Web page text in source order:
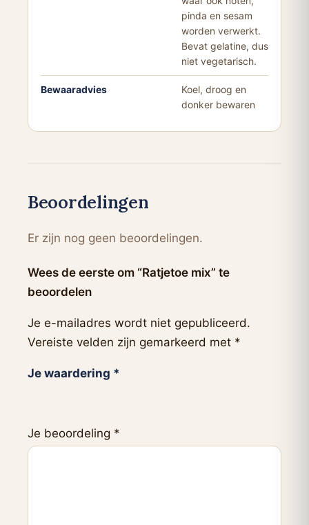
pinda en sesam
worden verwerkt.
Bevat gelatine, dus
niet vegetarisch.
Bewaaradvies
Koel, droog en
donker bewaren
Beoordelingen
Er zijn nog geen beoordelingen.
Wees de eerste om “Ratjetoe mix” te
beoordelen
Je e-mailadres wordt niet gepubliceerd.
Vereiste velden zijn gemarkeerd met *
Je waardering *
Je beoordeling *